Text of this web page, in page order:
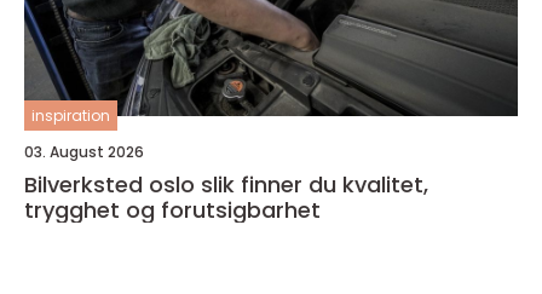
inspiration
03. August 2026
Bilverksted oslo slik finner du kvalitet,
trygghet og forutsigbarhet